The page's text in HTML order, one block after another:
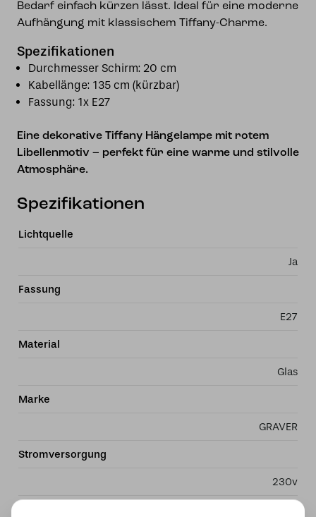
Bedarf einfach kürzen lässt. Ideal für eine moderne
Aufhängung mit klassischem Tiffany-Charme.
Spezifikationen
Durchmesser Schirm: 20 cm
Kabellänge: 135 cm (kürzbar)
Fassung: 1x E27
Eine dekorative Tiffany Hängelampe mit rotem
Libellenmotiv – perfekt für eine warme und stilvolle
Atmosphäre.
Spezifikationen
Lichtquelle
Ja
Fassung
E27
Material
Glas
Marke
GRAVER
Stromversorgung
230v